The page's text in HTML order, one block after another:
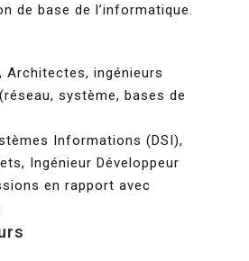
de base de l’informatique.
Architectes, ingénieurs
système, bases de
Informations (DSI),
Ingénieur Développeur
en rapport avec